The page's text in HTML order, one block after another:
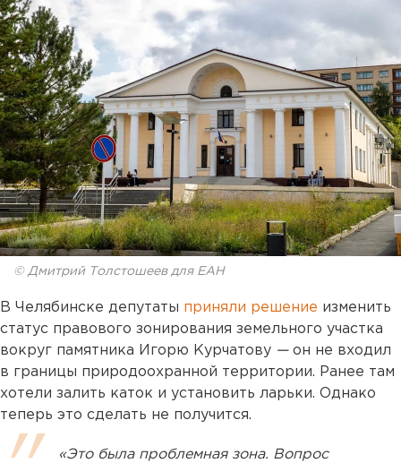
© Дмитрий Толстошеев для ЕАН
В Челябинске депутаты приняли решение изменить
статус правового зонирования земельного участка
вокруг памятника Игорю Курчатову —он не входил
в границы природоохранной территории. Ранее там
хотели залить каток и установить ларьки. Однако
теперь это сделать не получится.
«Это была проблемная зона. Вопрос